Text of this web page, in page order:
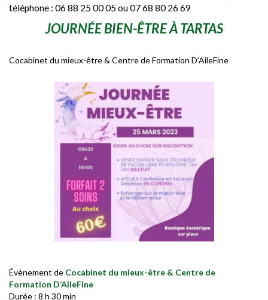
téléphone : 06 88 25 00 05 ou 07 68 80 26 69
JOURNÉE BIEN-ÊTRE À TARTAS
Cocabinet du mieux-être & Centre de Formation D’AileFine
Évènement de Cocabinet du mieux-être & Centre de
Formation D’AileFine
Durée : 8 h 30 min